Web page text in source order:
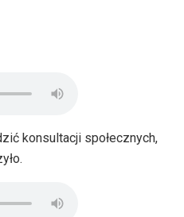
konsultacji społecznych,